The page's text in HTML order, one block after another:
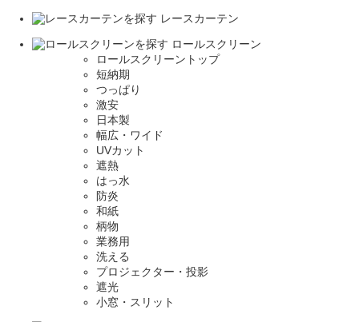
レースカーテン
ロールスクリーン
ロールスクリーントップ
短納期
つっぱり
激安
日本製
幅広・ワイド
UVカット
遮熱
はっ水
防炎
和紙
柄物
業務用
洗える
プロジェクター・投影
遮光
小窓・スリット